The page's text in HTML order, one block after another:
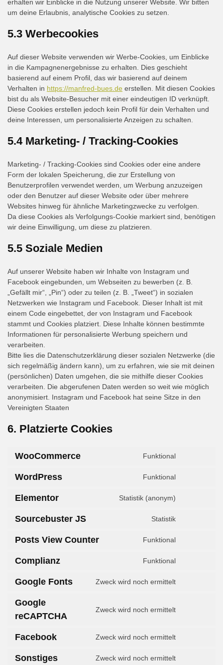
erhalten wir Einblicke in die Nutzung unserer Website. Wir bitten
um deine Erlaubnis, analytische Cookies zu setzen.
5.3 Werbecookies
Auf dieser Website verwenden wir Werbe-Cookies, um Einblicke
in die Kampagnenergebnisse zu erhalten. Dies geschieht
basierend auf einem Profil, das wir basierend auf deinem
Verhalten in https://manfred-bues.de erstellen. Mit diesen Cookies
bist du als Website-Besucher mit einer eindeutigen ID verknüpft.
Diese Cookies erstellen jedoch kein Profil für dein Verhalten und
deine Interessen, um personalisierte Anzeigen zu schalten.
5.4 Marketing- / Tracking-Cookies
Marketing- / Tracking-Cookies sind Cookies oder eine andere
Form der lokalen Speicherung, die zur Erstellung von
Benutzerprofilen verwendet werden, um Werbung anzuzeigen
oder den Benutzer auf dieser Website oder über mehrere
Websites hinweg für ähnliche Marketingzwecke zu verfolgen.
Da diese Cookies als Verfolgungs-Cookie markiert sind, benötigen
wir deine Einwilligung, um diese zu platzieren.
5.5 Soziale Medien
Auf unserer Website haben wir Inhalte von Instagram und
Facebook eingebunden, um Webseiten zu bewerben (z. B.
„Gefällt mir“, „Pin“) oder zu teilen (z. B. „Tweet“) in sozialen
Netzwerken wie Instagram und Facebook. Dieser Inhalt ist mit
einem Code eingebettet, der von Instagram und Facebook
stammt und Cookies platziert. Diese Inhalte können bestimmte
Informationen für personalisierte Werbung speichern und
verarbeiten.
Bitte lies die Datenschutzerklärung dieser sozialen Netzwerke (die
sich regelmäßig ändern kann), um zu erfahren, wie sie mit deinen
(persönlichen) Daten umgehen, die sie mithilfe dieser Cookies
verarbeiten. Die abgerufenen Daten werden so weit wie möglich
anonymisiert. Instagram und Facebook hat seine Sitze in den
Vereinigten Staaten
6. Platzierte Cookies
WooCommerce Funktional
WordPress Funktional
Elementor Statistik (anonym)
Sourcebuster JS Statistik
Posts View Counter Funktional
Complianz Funktional
Google Fonts Zweck wird noch ermittelt
Google
reCAPTCHA
Zweck wird noch ermittelt
Facebook Zweck wird noch ermittelt
Sonstiges Zweck wird noch ermittelt